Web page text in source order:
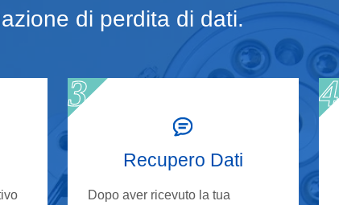
di perdita di dati.
Recupero Dati
Dopo aver ricevuto la tua